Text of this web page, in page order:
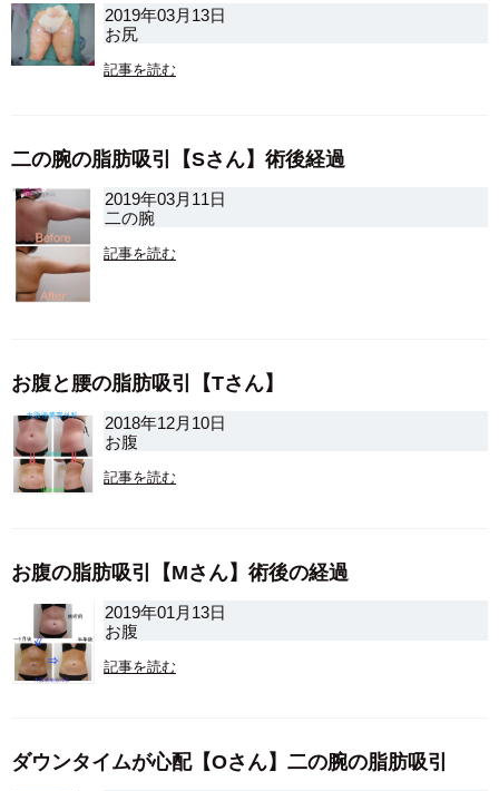
2019年03月13日
お尻
記事を読む
二の腕の脂肪吸引【Sさん】術後経過
2019年03月11日
二の腕
記事を読む
お腹と腰の脂肪吸引【Tさん】
2018年12月10日
お腹
記事を読む
お腹の脂肪吸引【Mさん】術後の経過
2019年01月13日
お腹
記事を読む
ダウンタイムが心配【Oさん】二の腕の脂肪吸引